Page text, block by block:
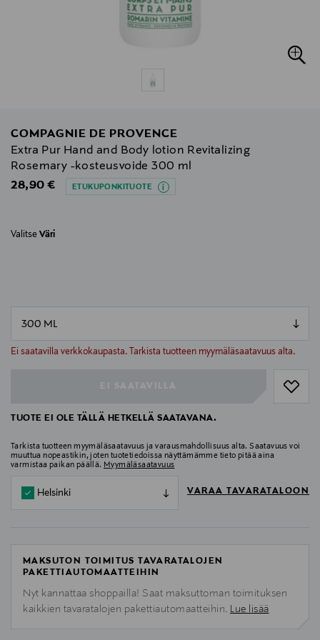
COMPAGNIE DE PROVENCE
Extra Pur Hand and Body lotion Revitalizing
Rosemary -kosteusvoide 300 ml
Original Price
28,90 € ETUKUPONKITUOTE
Valitse Väri
Ei saatavilla verkkokaupasta. Tarkista tuotteen myymäläsaatavuus alta.
null
TUOTE EI OLE TÄLLÄ HETKELLÄ SAATAVANA.
Tarkista tuotteen myymäläsaatavuus ja varausmahdollisuus alta. Saatavuus voi
muuttua nopeastikin, joten tuotetiedoissa näyttämämme tieto pitää aina
varmistaa paikan päällä. Myymäläsaatavuus
Helsinki VARAA TAVARATALOON
MAKSUTON TOIMITUS TAVARATALOJEN
PAKETTIAUTOMAATTEIHIN
Nyt kannattaa shoppailla! Saat maksuttoman toimituksen
kaikkien tavaratalojen pakettiautomaatteihin. Lue lisää